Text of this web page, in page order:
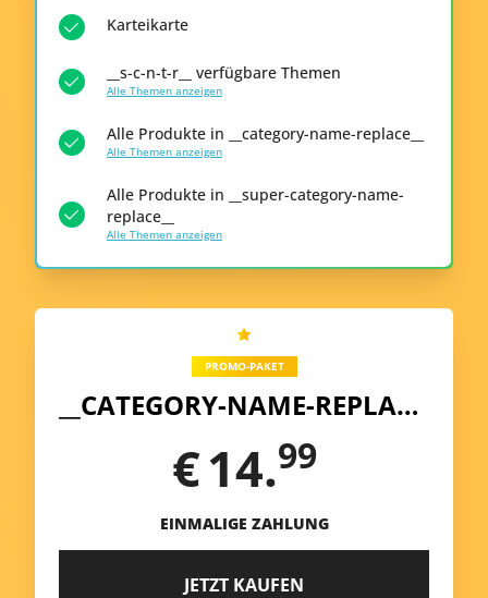
Karteikarte
__s-c-n-t-r__ verfügbare Themen
Alle Themen anzeigen
Alle Produkte in __category-name-replace__
Alle Themen anzeigen
Alle Produkte in __super-category-name-
replace__
Alle Themen anzeigen
PROMO-PAKET
__CATEGORY-NAME-REPLACE__
€14.99
EINMALIGE ZAHLUNG
JETZT KAUFEN